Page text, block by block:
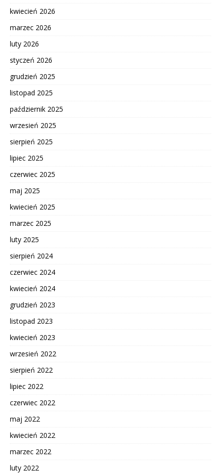
kwiecień 2026
marzec 2026
luty 2026
styczeń 2026
grudzień 2025
listopad 2025
październik 2025
wrzesień 2025
sierpień 2025
lipiec 2025
czerwiec 2025
maj 2025
kwiecień 2025
marzec 2025
luty 2025
sierpień 2024
czerwiec 2024
kwiecień 2024
grudzień 2023
listopad 2023
kwiecień 2023
wrzesień 2022
sierpień 2022
lipiec 2022
czerwiec 2022
maj 2022
kwiecień 2022
marzec 2022
luty 2022